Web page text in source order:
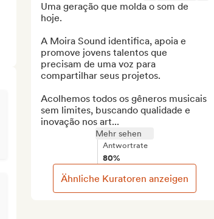
Uma geração que molda o som de
hoje.
A Moira Sound identifica, apoia e
promove jovens talentos que
precisam de uma voz para
compartilhar seus projetos.
Acolhemos todos os gêneros musicais
sem limites, buscando qualidade e
inovação nos art...
Mehr sehen
Antwortrate
80%
Ähnliche Kuratoren anzeigen